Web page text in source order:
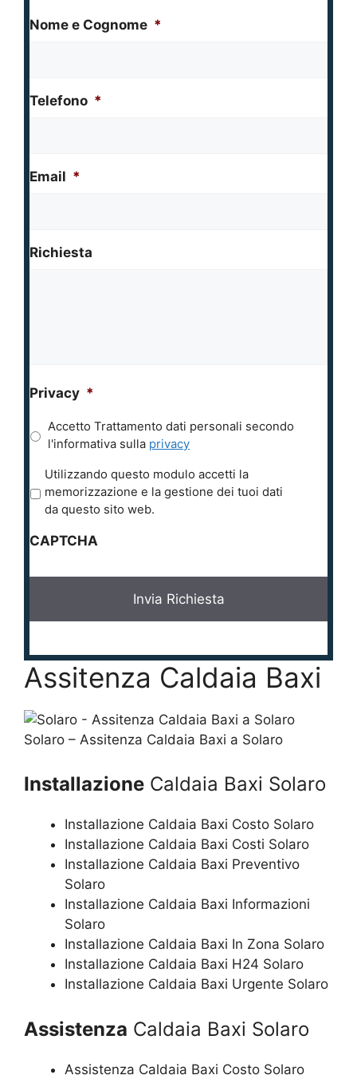
Nome e Cognome *
Telefono *
Email *
Richiesta
Privacy *
Accetto Trattamento dati personali secondo
l'informativa sulla privacy
r
a
y
Utilizzando questo modulo accetti la
memorizzazione e la gestione dei tuoi dati
da questo sito web.
CAPTCHA
Assitenza Caldaia Baxi
Solaro – Assitenza Caldaia Baxi a Solaro
Installazione Caldaia Baxi Solaro
Installazione Caldaia Baxi Costo Solaro
Installazione Caldaia Baxi Costi Solaro
Installazione Caldaia Baxi Preventivo
Solaro
Installazione Caldaia Baxi Informazioni
Solaro
Installazione Caldaia Baxi In Zona Solaro
Installazione Caldaia Baxi H24 Solaro
Installazione Caldaia Baxi Urgente Solaro
Assistenza Caldaia Baxi Solaro
Assistenza Caldaia Baxi Costo Solaro